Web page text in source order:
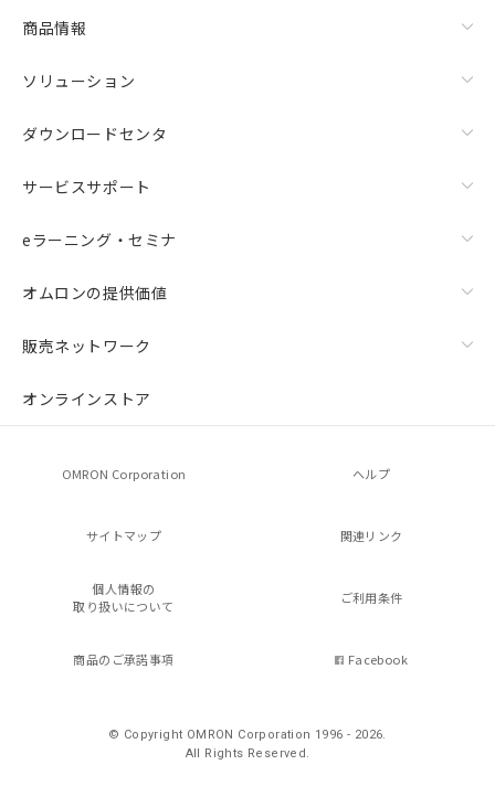
商品情報
ソリューション
ダウンロードセンタ
サービスサポート
eラーニング・セミナ
オムロンの提供価値
販売ネットワーク
オンラインストア
OMRON Corporation ヘルプ
サイトマップ 関連リンク
個人情報の
取り扱いについて
ご利用条件
商品のご承諾事項 Facebook
© Copyright OMRON Corporation 1996 - 2026.
All Rights Reserved.